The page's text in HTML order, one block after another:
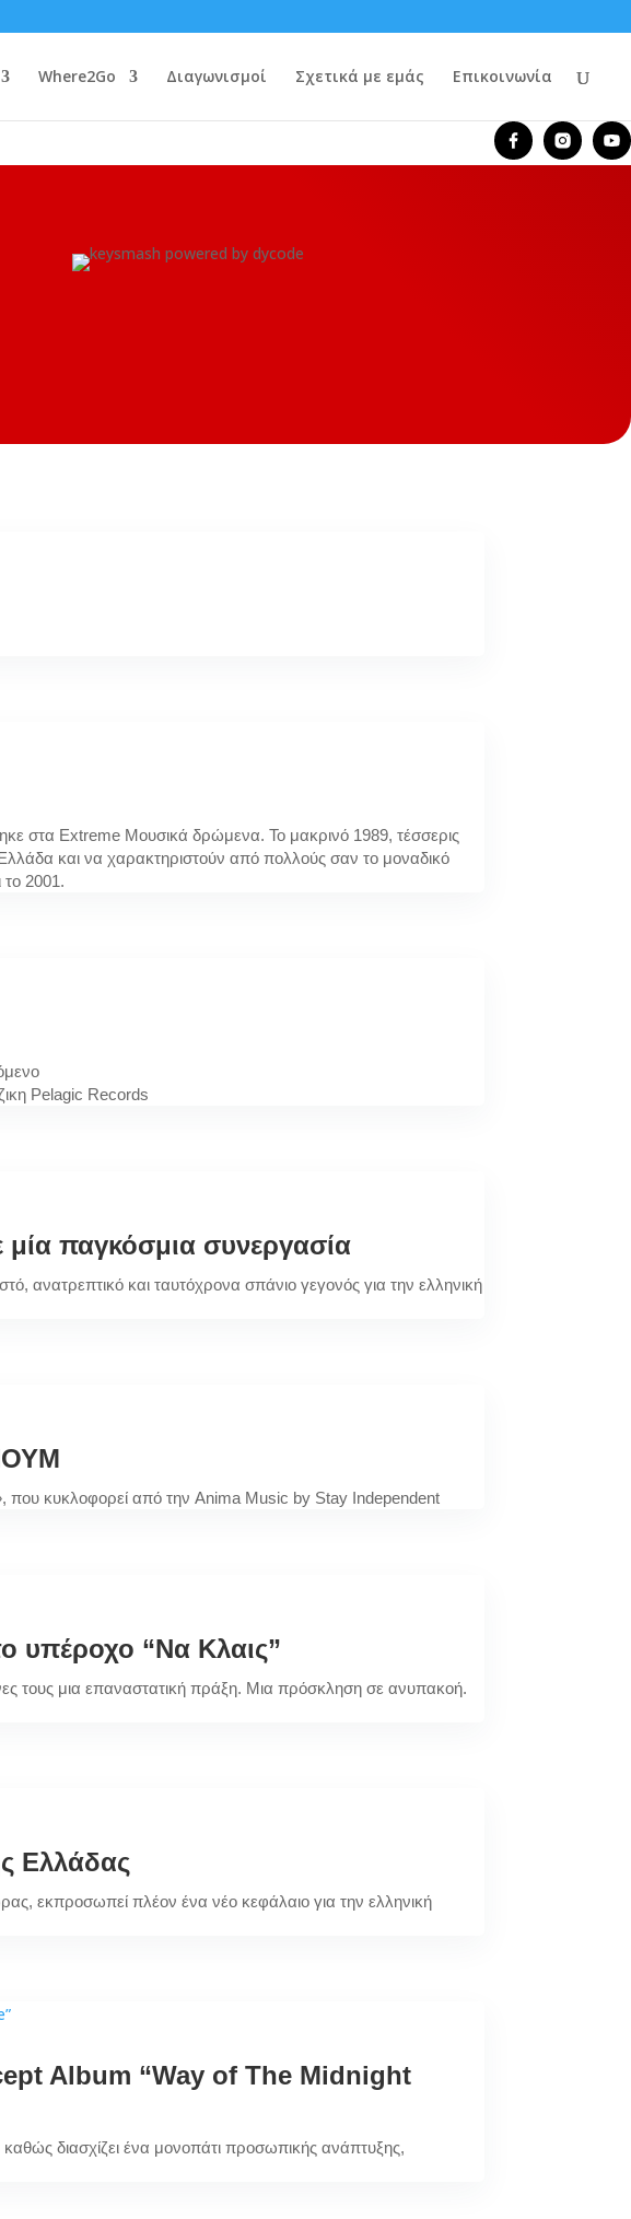
Where2Go Διαγωνισμοί Σχετικά με εμάς Επικοινωνία
στα Extreme Μουσικά δρώμενα. Το μακρινό 1989, τέσσερις
και να χαρακτηριστούν από πολλούς σαν το μοναδικό
το 2001.
Pelagic Records
παγκόσμια συνεργασία
ανατρεπτικό και ταυτόχρονα σπάνιο γεγονός για την ελληνική
που κυκλοφορεί από την Anima Music by Stay Independent
“Να Κλαις”
τους μια επαναστατική πράξη. Μια πρόσκληση σε ανυπακοή.
Ελλάδας
εκπροσωπεί πλέον ένα νέο κεφάλαιο για την ελληνική
Album “Way of The Midnight
διασχίζει ένα μονοπάτι προσωπικής ανάπτυξης,